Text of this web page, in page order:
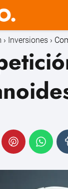
Inversiones